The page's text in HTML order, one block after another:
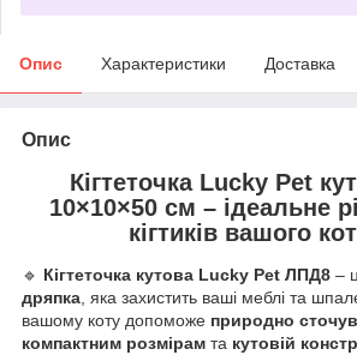
Опис Характеристики Доставка
Опис
Кігтеточка Lucky Pet
10×10×50 см – ідеальне
кігтиків вашого
🔹 Кігтеточка кутова Lucky Pet ЛПД8 –
дряпка, яка захистить ваші меблі та
вашому коту допоможе природно
компактним розмірам та кутовій